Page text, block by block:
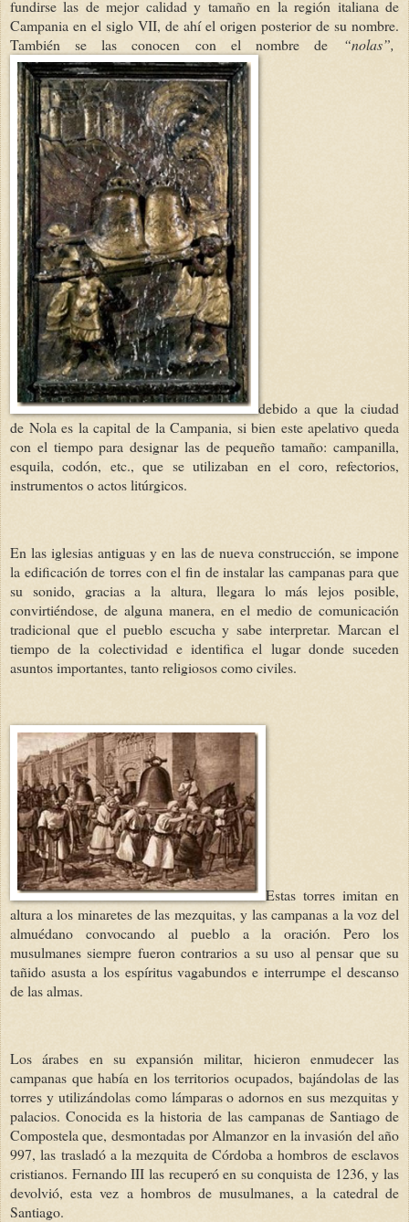
fundirse las de mejor calidad y tamaño en la región italiana de
Campania en el siglo VII, de ahí el origen posterior de su nombre.
También se las conocen con el nombre de “nolas”,
debido a que la ciudad
de Nola es la capital de la Campania, si bien este apelativo queda
con el tiempo para designar las de pequeño tamaño: campanilla,
esquila, codón, etc., que se utilizaban en el coro, refectorios,
instrumentos o actos litúrgicos.
En las iglesias antiguas y en las de nueva construcción, se impone
la edificación de torres con el fin de instalar las campanas para que
su sonido, gracias a la altura, llegara lo más lejos posible,
convirtiéndose, de alguna manera, en el medio de comunicación
tradicional que el pueblo escucha y sabe interpretar. Marcan el
tiempo de la colectividad e identifica el lugar donde suceden
asuntos importantes, tanto religiosos como civiles.
Estas torres imitan en
altura a los minaretes de las mezquitas, y las campanas a la voz del
almuédano convocando al pueblo a la oración. Pero los
musulmanes siempre fueron contrarios a su uso al pensar que su
tañido asusta a los espíritus vagabundos e interrumpe el descanso
de las almas.
Los árabes en su expansión militar, hicieron enmudecer las
campanas que había en los territorios ocupados, bajándolas de las
torres y utilizándolas como lámparas o adornos en sus mezquitas y
palacios. Conocida es la historia de las campanas de Santiago de
Compostela que, desmontadas por Almanzor en la invasión del año
997, las trasladó a la mezquita de Córdoba a hombros de esclavos
cristianos. Fernando III las recuperó en su conquista de 1236, y las
devolvió, esta vez a hombros de musulmanes, a la catedral de
Santiago.